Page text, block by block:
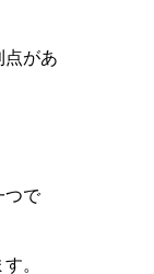
点があ
つで
。